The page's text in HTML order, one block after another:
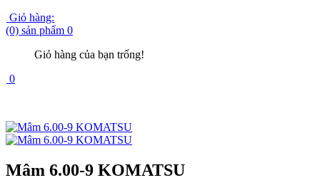
Giỏ hàng:
(0) sản phẩm 0
Giỏ hàng của bạn trống!
0
Mâm 6.00-9 KOMATSU